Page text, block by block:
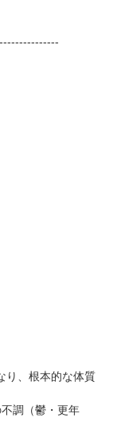
り、根本的な体質
調（鬱・更年